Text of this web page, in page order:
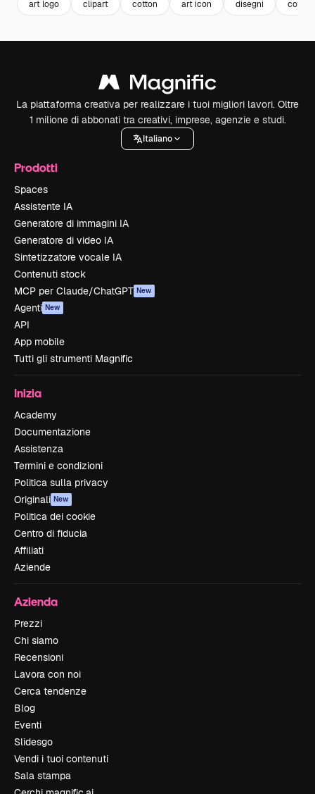
art logo clipart cotton art icon disegni cotone
La piattaforma creativa per realizzare i tuoi migliori lavori. Oltre
1 milione di abbonati tra creativi, imprese, agenzie e studi.
Italiano
Prodotti
Spaces
Assistente IA
Generatore di immagini IA
Generatore di video IA
Sintetizzatore vocale IA
Contenuti stock
MCP per Claude/ChatGPT New
Agenti New
API
App mobile
Tutti gli strumenti Magnific
Inizia
Academy
Documentazione
Assistenza
Termini e condizioni
Politica sulla privacy
Originali New
Politica dei cookie
Centro di fiducia
Affiliati
Aziende
Azienda
Prezzi
Chi siamo
Recensioni
Lavora con noi
Cerca tendenze
Blog
Eventi
Slidesgo
Vendi i tuoi contenuti
Sala stampa